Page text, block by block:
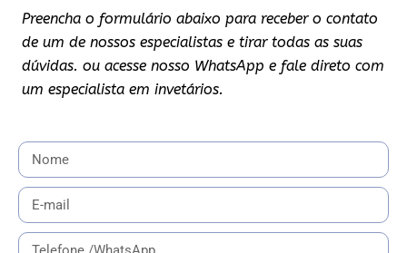
Preencha o formulário abaixo para receber o contato
de um de nossos especialistas e tirar todas as suas
dúvidas. ou acesse nosso WhatsApp e fale direto com
um especialista em invetários.